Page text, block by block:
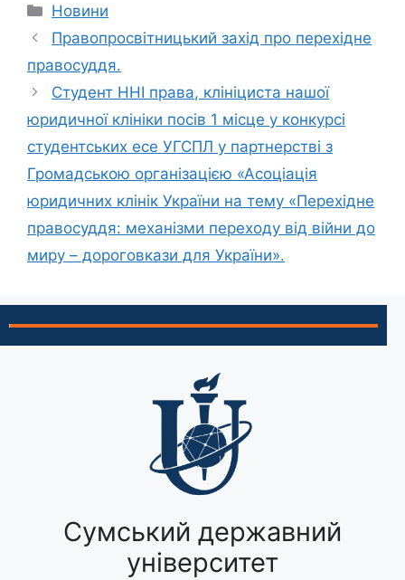
Новини
Правопросвітницький захід про перехідне
правосуддя.
Студент ННІ права, клініциста нашої
юридичної клініки посів 1 місце у конкурсі
студентських есе УГСПЛ у партнерстві з
Громадською організацією «Асоціація
юридичних клінік України на тему «Перехідне
правосуддя: механізми переходу від війни до
миру – дороговкази для України».
Сумський державний
університет